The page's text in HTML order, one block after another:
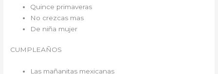
Quince primaveras
No crezcas mas
De niña mujer
CUMPLEAÑOS
Las mañanitas mexicanas